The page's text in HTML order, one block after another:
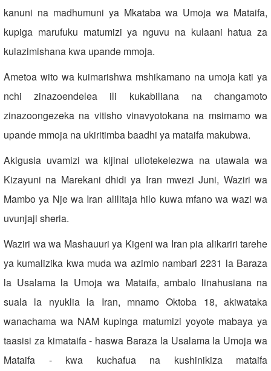
kanuni na madhumuni ya Mkataba wa Umoja wa Mataifa,
kupiga marufuku matumizi ya nguvu na kulaani hatua za
kulazimishana kwa upande mmoja.
Ametoa wito wa kuimarishwa mshikamano na umoja kati ya
nchi zinazoendelea ili kukabiliana na changamoto
zinazoongezeka na vitisho vinavyotokana na msimamo wa
upande mmoja na ukiritimba baadhi ya mataifa makubwa.
Akigusia uvamizi wa kijinai uliotekelezwa na utawala wa
Kizayuni na Marekani dhidi ya Iran mwezi Juni, Waziri wa
Mambo ya Nje wa Iran alilitaja hilo kuwa mfano wa wazi wa
uvunjaji sheria.
Waziri wa wa Mashauuri ya Kigeni wa Iran pia alikariri tarehe
ya kumalizika kwa muda wa azimio nambari 2231 la Baraza
la Usalama la Umoja wa Mataifa, ambalo linahusiana na
suala la nyuklia la Iran, mnamo Oktoba 18, akiwataka
wanachama wa NAM kupinga matumizi yoyote mabaya ya
taasisi za kimataifa - haswa Baraza la Usalama la Umoja wa
Mataifa - kwa kuchafua na kushinikiza mataifa